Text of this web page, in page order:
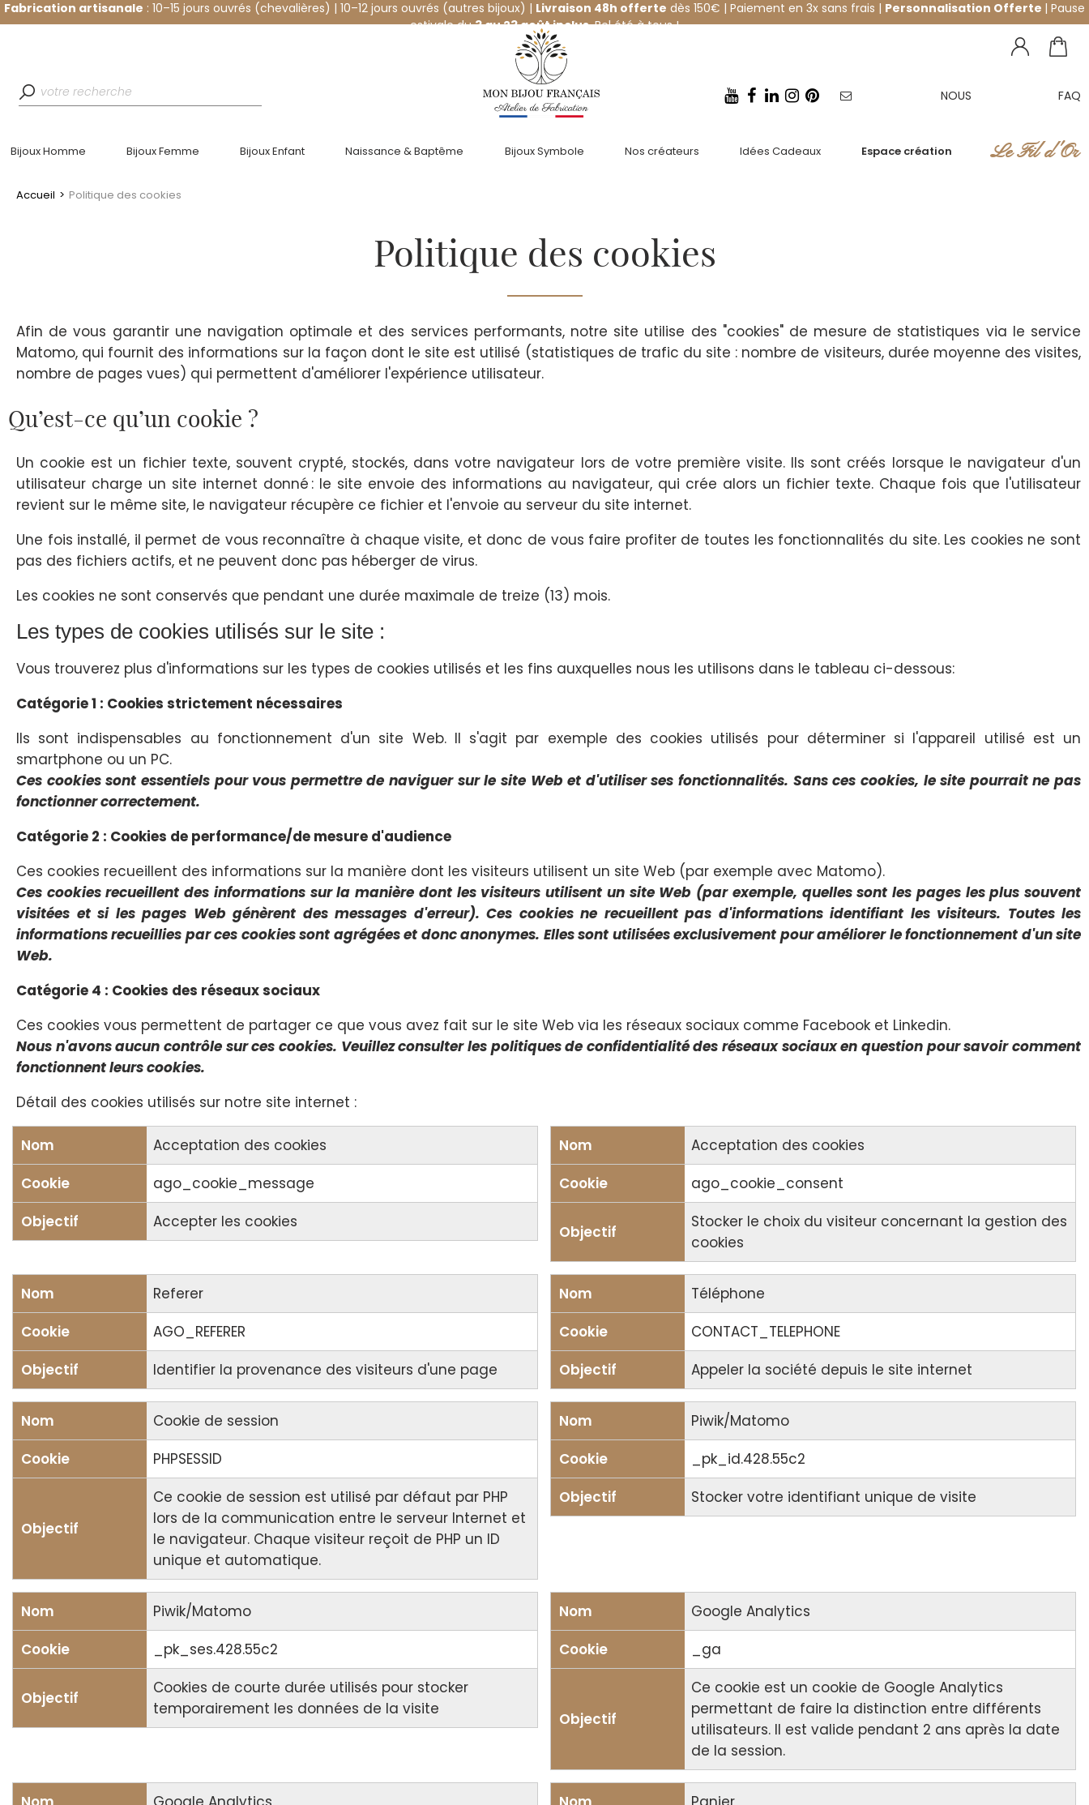
Fabrication artisanale : 10–15 jours ouvrés (chevalières) | 10–12 jours ouvrés (autres bijoux) | Livraison 48h offerte dès 150€ | Paiement en 3x sans frais | Personnalisation Offerte | Pause
estivale du3 au 23 août inclus. Bel été à tous !
NOUS
FAQ
Bijoux Homme Bijoux Femme Bijoux Enfant Naissance & Baptême Bijoux Symbole Nos créateurs Idées Cadeaux Espace création Le Fil d'Or
Accueil > Politique des cookies
Politique des cookies
Afin de vous garantir une navigation optimale et des services performants, notre site utilise des "cookies" de mesure de statistiques via le service
Matomo, qui fournit des informations sur la façon dont le site est utilisé (statistiques de trafic du site : nombre de visiteurs, durée moyenne des visites,
nombre de pages vues) qui permettent d'améliorer l'expérience utilisateur.
Qu’est-ce qu’un cookie ?
Un cookie est un fichier texte, souvent crypté, stockés, dans votre navigateur lors de votre première visite. Ils sont créés lorsque le navigateur d'un
utilisateur charge un site internet donné : le site envoie des informations au navigateur, qui crée alors un fichier texte. Chaque fois que l'utilisateur
revient sur le même site, le navigateur récupère ce fichier et l'envoie au serveur du site internet.
Une fois installé, il permet de vous reconnaître à chaque visite, et donc de vous faire profiter de toutes les fonctionnalités du site. Les cookies ne sont
pas des fichiers actifs, et ne peuvent donc pas héberger de virus.
Les cookies ne sont conservés que pendant une durée maximale de treize (13) mois.
Les types de cookies utilisés sur le site :
Vous trouverez plus d'informations sur les types de cookies utilisés et les fins auxquelles nous les utilisons dans le tableau ci-dessous:
Catégorie 1 : Cookies strictement nécessaires
Ils sont indispensables au fonctionnement d'un site Web. Il s'agit par exemple des cookies utilisés pour déterminer si l'appareil utilisé est un
smartphone ou un PC.
Ces cookies sont essentiels pour vous permettre de naviguer sur le site Web et d'utiliser ses fonctionnalités. Sans ces cookies, le site pourrait ne pas
fonctionner correctement.
Catégorie 2 : Cookies de performance/de mesure d'audience
Ces cookies recueillent des informations sur la manière dont les visiteurs utilisent un site Web (par exemple avec Matomo).
Ces cookies recueillent des informations sur la manière dont les visiteurs utilisent un site Web (par exemple, quelles sont les pages les plus souvent
visitées et si les pages Web génèrent des messages d'erreur). Ces cookies ne recueillent pas d'informations identifiant les visiteurs. Toutes les
informations recueillies par ces cookies sont agrégées et donc anonymes. Elles sont utilisées exclusivement pour améliorer le fonctionnement d'un site
Web.
Catégorie 4 : Cookies des réseaux sociaux
Ces cookies vous permettent de partager ce que vous avez fait sur le site Web via les réseaux sociaux comme Facebook et Linkedin.
Nous n'avons aucun contrôle sur ces cookies. Veuillez consulter les politiques de confidentialité des réseaux sociaux en question pour savoir comment
fonctionnent leurs cookies.
Détail des cookies utilisés sur notre site internet :
Acceptation des cookies
ago_cookie_message
Accepter les cookies
Acceptation des cookies
ago_cookie_consent
Stocker le choix du visiteur concernant la gestion des
cookies
Referer
AGO_REFERER
Identifier la provenance des visiteurs d'une page
Téléphone
CONTACT_TELEPHONE
Appeler la société depuis le site internet
Cookie de session
PHPSESSID
Ce cookie de session est utilisé par défaut par PHP
lors de la communication entre le serveur Internet et
le navigateur. Chaque visiteur reçoit de PHP un ID
unique et automatique.
Piwik/Matomo
_pk_id.428.55c2
Stocker votre identifiant unique de visite
Piwik/Matomo
_pk_ses.428.55c2
Cookies de courte durée utilisés pour stocker
temporairement les données de la visite
Google Analytics
_ga
Ce cookie est un cookie de Google Analytics
permettant de faire la distinction entre différents
utilisateurs. Il est valide pendant 2 ans après la date
de la session.